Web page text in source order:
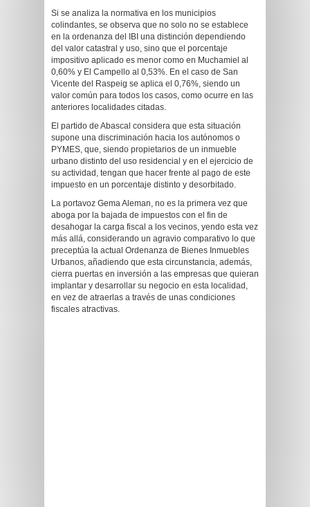
Si se analiza la normativa en los municipios
colindantes, se observa que no solo no se establece
en la ordenanza del IBI una distinción dependiendo
del valor catastral y uso, sino que el porcentaje
impositivo aplicado es menor como en Muchamiel al
0,60% y El Campello al 0,53%. En el caso de San
Vicente del Raspeig se aplica el 0,76%, siendo un
valor común para todos los casos, como ocurre en las
anteriores localidades citadas.
El partido de Abascal considera que esta situación
supone una discriminación hacia los autónomos o
PYMES, que, siendo propietarios de un inmueble
urbano distinto del uso residencial y en el ejercicio de
su actividad, tengan que hacer frente al pago de este
impuesto en un porcentaje distinto y desorbitado.
La portavoz Gema Aleman, no es la primera vez que
aboga por la bajada de impuestos con el fin de
desahogar la carga fiscal a los vecinos, yendo esta vez
más allá, considerando un agravio comparativo lo que
preceptúa la actual Ordenanza de Bienes Inmuebles
Urbanos, añadiendo que esta circunstancia, además,
cierra puertas en inversión a las empresas que quieran
implantar y desarrollar su negocio en esta localidad,
en vez de atraerlas a través de unas condiciones
fiscales atractivas.